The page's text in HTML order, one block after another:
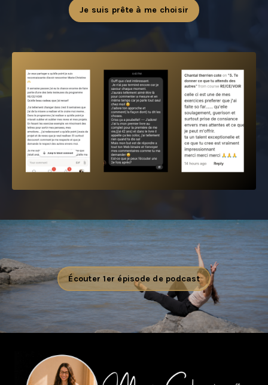
Je suis prête à me choisir
Écouter 1er épisode de podcast